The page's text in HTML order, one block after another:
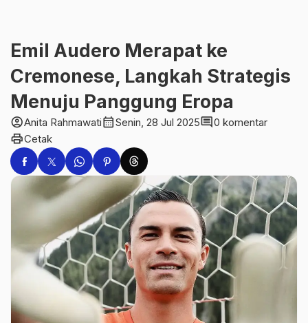
Emil Audero Merapat ke
Cremonese, Langkah Strategis
Menuju Panggung Eropa
account_circleAnita Rahmawaticalendar_monthSenin, 28 Jul 2025comment0 komentar
printCetak